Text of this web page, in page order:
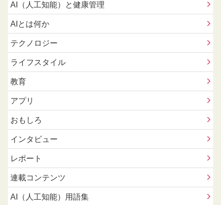
AI（人工知能）と健康管理
AIとは何か
テクノロジー
ライフスタイル
教育
アプリ
おもしろ
インタビュー
レポート
連載コンテンツ
AI（人工知能）用語集